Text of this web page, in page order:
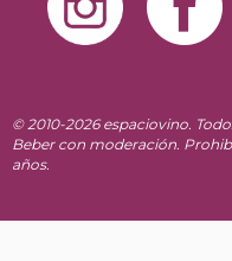
© 2010-2026 espaciovino.
Beber con moderación.
años.